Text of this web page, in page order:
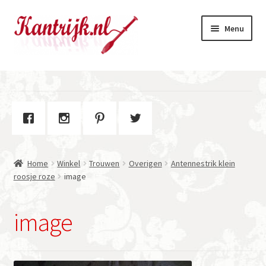
Ga
door
Ga
naar
Menu
Contact
Home Winkel Trouwen Overigen
Antennestrik klein
roosje roze
image
image